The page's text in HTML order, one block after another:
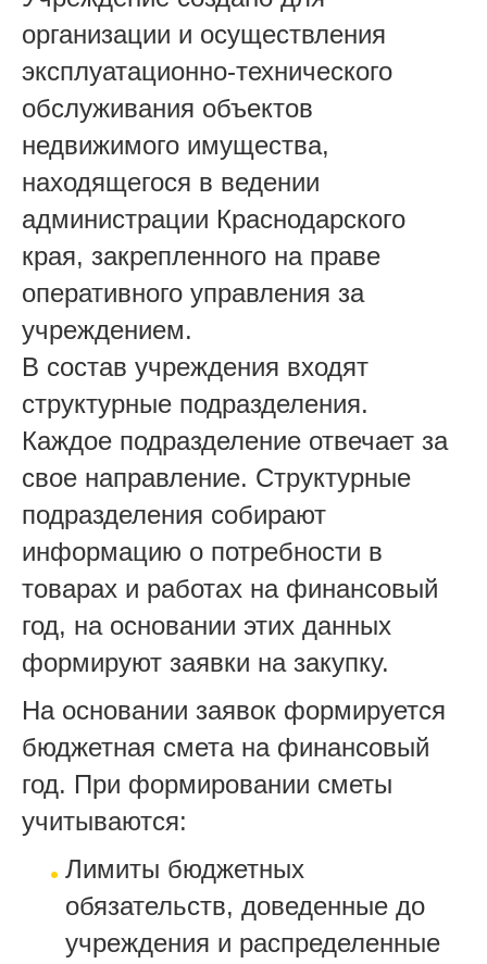
организации и осуществления
эксплуатационно-технического
обслуживания объектов
недвижимого имущества,
находящегося в ведении
администрации Краснодарского
края, закрепленного на праве
оперативного управления за
учреждением.
В состав учреждения входят
структурные подразделения.
Каждое подразделение отвечает за
свое направление. Структурные
подразделения собирают
информацию о потребности в
товарах и работах на финансовый
год, на основании этих данных
формируют заявки на закупку.
На основании заявок формируется
бюджетная смета на финансовый
год. При формировании сметы
учитываются:
Лимиты бюджетных
обязательств, доведенные до
учреждения и распределенные